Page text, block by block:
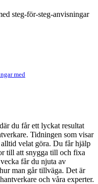
steg-för-steg-anvisningar
med
du får ett lyckat resultat
Tidningen som visar
velat göra. Du får hjälp
till att snygga till och fixa
får du njuta av
man går tillväga. Det är
och våra experter.